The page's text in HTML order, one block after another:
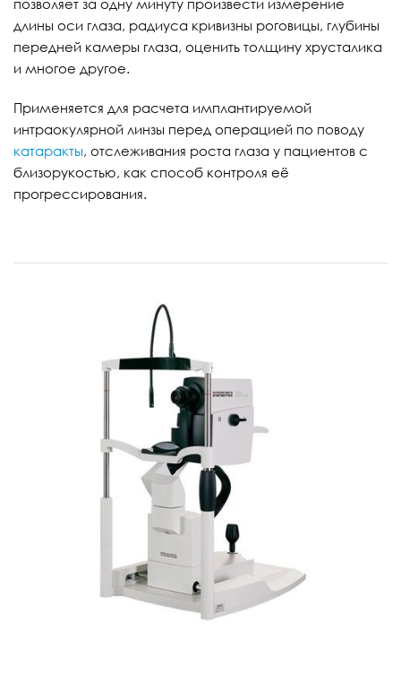
позволяет за одну минуту произвести измерение
длины оси глаза, радиуса кривизны роговицы, глубины
передней камеры глаза, оценить толщину хрусталика
и многое другое.
Применяется для расчета имплантируемой
интраокулярной линзы перед операцией по поводу
катаракты, отслеживания роста глаза у пациентов с
близорукостью, как способ контроля её
прогрессирования.